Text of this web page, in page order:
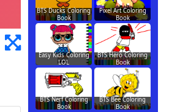
BTS Ducks Coloring
Book
Pixel Art Coloring
Book
Easy Kids Coloring
LOL
BTS Hero Coloring
Book
BTS Nerf Coloring
Book
BTS Bee Coloring
Book